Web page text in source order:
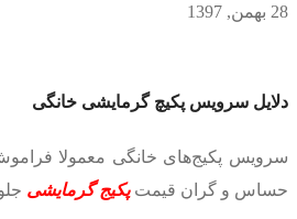
28 بهمن, 1397
دلایل سرویس پکیچ گرمایشی خانگی
سرویس پکیج‌های خانگی معمولا
حساس و گران قیمتپکیج گرمایشی